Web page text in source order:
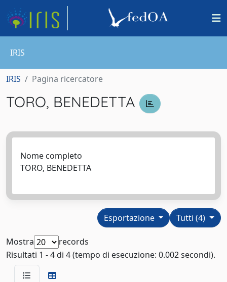
IRIS
IRIS Pagina ricercatore
TORO, BENEDETTA
Nome completo
TORO, BENEDETTA
Tutti (4)
Esportazione
Mostra
records
Risultati 1 - 4 di 4 (tempo di esecuzione: 0.002 secondi).